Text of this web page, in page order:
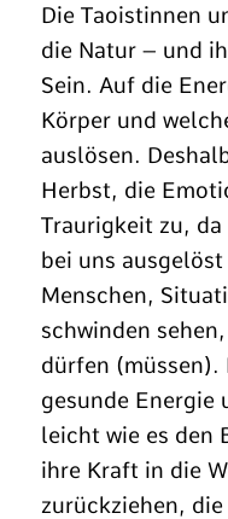
Die Taoistinnen
die Natur – und
Sein. Auf die
Körper und
auslösen.
Herbst, die
Traurigkeit zu,
bei uns
Menschen,
schwinden
dürfen (müssen).
gesunde Energie
leicht wie es den
ihre Kraft in die
zurückziehen,